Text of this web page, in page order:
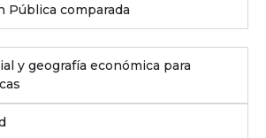
Pública comparada
y geografía económica para